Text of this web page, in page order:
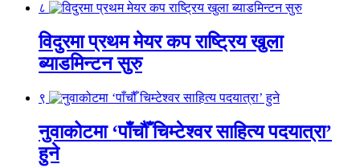
८
विदुरमा प्रथम मेयर कप राष्ट्रिय खुला
ब्याडमिन्टन सुरु
९
नुवाकोटमा ‘पाँचौँ चिम्टेश्वर साहित्य पदयात्रा’
हुने